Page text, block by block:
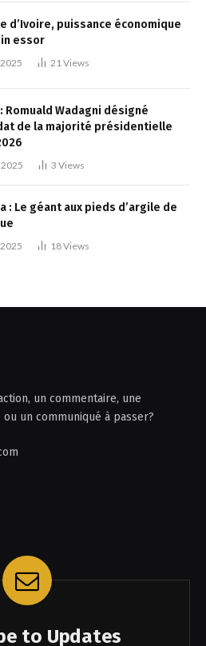
d’Ivoire, puissance économique
essor
21 Views
Romuald Wadagni désigné
de la majorité présidentielle
3 Views
: Le géant aux pieds d’argile de
18Views
un commentaire, une
un communiqué à passer?
to Updates